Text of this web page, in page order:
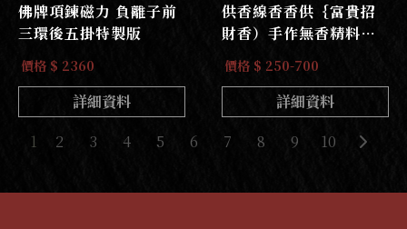
佛牌項鍊磁力 負離子前
三環後五掛特製版
價格 $ 2360
詳細資料
供香線香香供｛富貴招
財香）手作無香精料野
生老山檀香線香
價格 $ 250-700
詳細資料
1
2 3 4 5 6 7 8 9 10